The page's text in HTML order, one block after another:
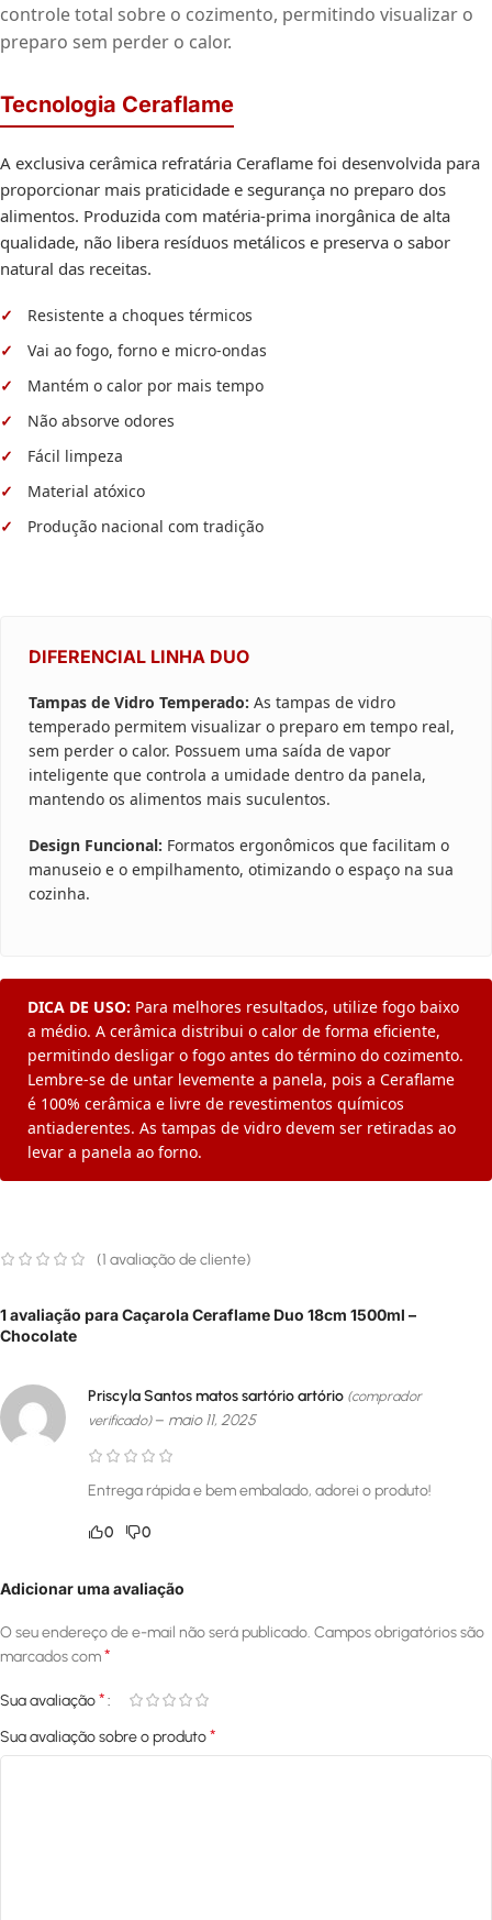
controle total sobre o cozimento, permitindo visualizar o
preparo sem perder o calor.
Tecnologia Ceraflame
A exclusiva cerâmica refratária Ceraflame foi desenvolvida para
proporcionar mais praticidade e segurança no preparo dos
alimentos. Produzida com matéria-prima inorgânica de alta
qualidade, não libera resíduos metálicos e preserva o sabor
natural das receitas.
Resistente a choques térmicos
Vai ao fogo, forno e micro-ondas
Mantém o calor por mais tempo
Não absorve odores
Fácil limpeza
Material atóxico
Produção nacional com tradição
DIFERENCIAL LINHA DUO
Tampas de Vidro Temperado: As tampas de vidro
temperado permitem visualizar o preparo em tempo real,
sem perder o calor. Possuem uma saída de vapor
inteligente que controla a umidade dentro da panela,
mantendo os alimentos mais suculentos.
Design Funcional: Formatos ergonômicos que facilitam o
manuseio e o empilhamento, otimizando o espaço na sua
cozinha.
DICA DE USO: Para melhores resultados, utilize fogo baixo
a médio. A cerâmica distribui o calor de forma eficiente,
permitindo desligar o fogo antes do término do cozimento.
Lembre-se de untar levemente a panela, pois a Ceraflame
é 100% cerâmica e livre de revestimentos químicos
antiaderentes. As tampas de vidro devem ser retiradas ao
levar a panela ao forno.
(1 avaliação de cliente)
1 avaliação paraCaçarola Ceraflame Duo 18cm 1500ml –
Chocolate
Priscyla Santos matos sartório artório (comprador
verificado) – maio 11, 2025
Entrega rápida e bem embalado, adorei o produto!
0 0
Adicionar uma avaliação
O seu endereço de e-mail não será publicado. Campos obrigatórios são
marcados com*
Sua avaliação*
Sua avaliação sobre o produto*